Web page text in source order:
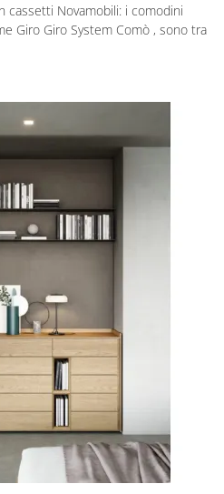
cassetti Novamobili: i comodini
Giro Giro System Comò , sono tra